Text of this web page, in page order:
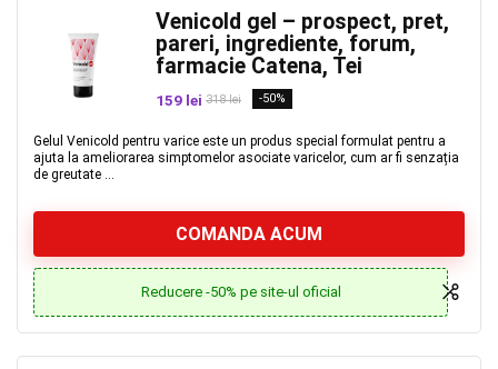
Venicold gel – prospect, pret,
pareri, ingrediente, forum,
farmacie Catena, Tei
159 lei 318 lei -50%
Gelul Venicold pentru varice este un produs special formulat pentru a
ajuta la ameliorarea simptomelor asociate varicelor, cum ar fi senzația
de greutate ...
COMANDA ACUM
Reducere -50% pe site-ul oficial